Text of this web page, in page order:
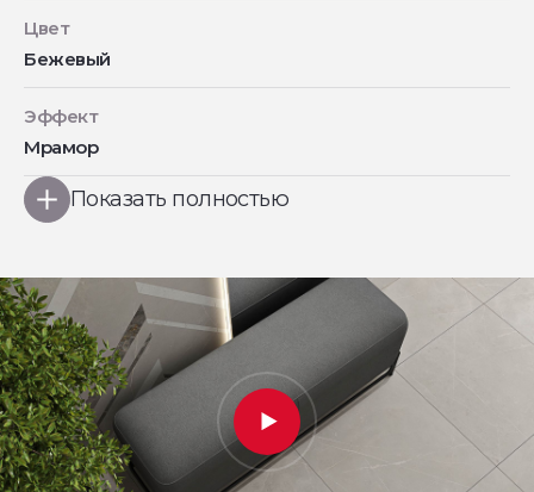
Цвет
Бежевый
Эффект
Мрамор
Показать полностью